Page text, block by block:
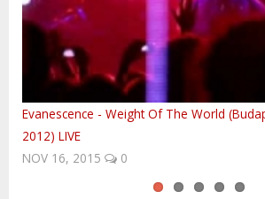
Evanescence - Weight Of The World
2012) LIVE
NOV 16, 2015
0
Szlovákia - télen is a meglepetések
Oceana - Endless Summer
Polish Anthem by Hungarian FolkEmbassy
Volvo Trucks platooning first time in